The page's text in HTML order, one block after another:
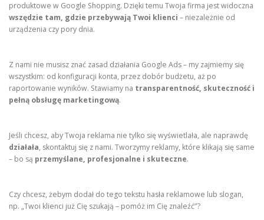
produktowe w Google Shopping. Dzięki temu Twoja firma jest widoczna
wszędzie tam, gdzie przebywają Twoi klienci – niezależnie od
urządzenia czy pory dnia.
Z nami nie musisz znać zasad działania Google Ads – my zajmiemy się
wszystkim: od konfiguracji konta, przez dobór budżetu, aż po
raportowanie wyników. Stawiamy na transparentność, skuteczność i
pełną obsługę marketingową.
Jeśli chcesz, aby Twoja reklama nie tylko się wyświetlała, ale naprawdę
działała, skontaktuj się z nami. Tworzymy reklamy, które klikają się same
– bo są przemyślane, profesjonalne i skuteczne.
Czy chcesz, żebym dodał do tego tekstu hasła reklamowe lub slogan,
np. „Twoi klienci już Cię szukają – pomóż im Cię znaleźć”?